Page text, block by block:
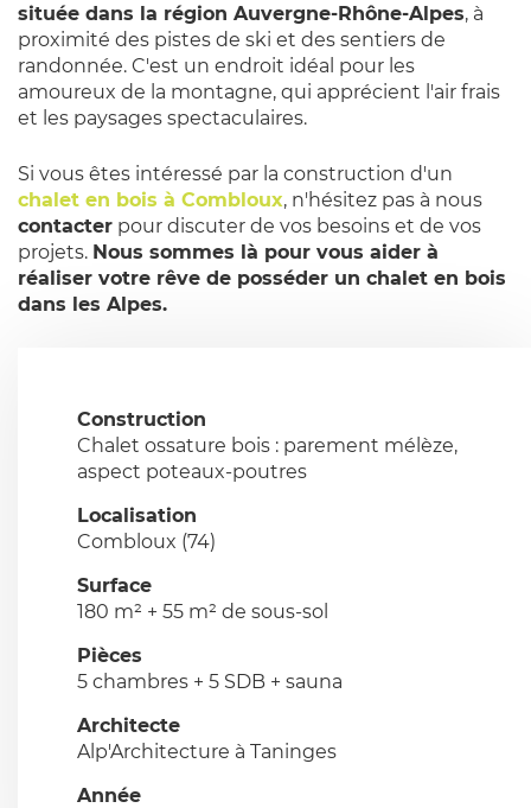
située dans la région Auvergne-Rhône-Alpes, à
proximité des pistes de ski et des sentiers de
randonnée. C'est un endroit idéal pour les
amoureux de la montagne, qui apprécient l'air frais
et les paysages spectaculaires.
Si vous êtes intéressé par la construction d'un
chalet en bois à Combloux, n'hésitez pas à nous
contacter pour discuter de vos besoins et de vos
projets. Nous sommes là pour vous aider à
réaliser votre rêve de posséder un chalet en bois
dans les Alpes.
Construction
Chalet ossature bois : parement mélèze,
aspect poteaux-poutres
Localisation
Combloux (74)
Surface
180 m² + 55 m² de sous-sol
Pièces
5 chambres + 5 SDB + sauna
Architecte
Alp'Architecture à Taninges
Année